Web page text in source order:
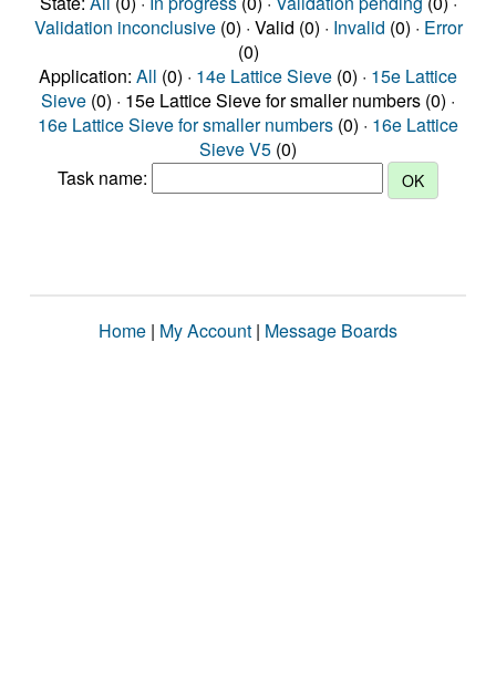
Validation inconclusive(0) · Valid (0) · Invalid (0) · Error
(0)
Application: All (0) · 14e Lattice Sieve (0) · 15e Lattice
Sieve (0) · 15e Lattice Sieve for smaller numbers (0) ·
16e Lattice Sieve for smaller numbers (0) · 16e Lattice
Sieve V5 (0)
Task name:
Home | My Account | Message Boards